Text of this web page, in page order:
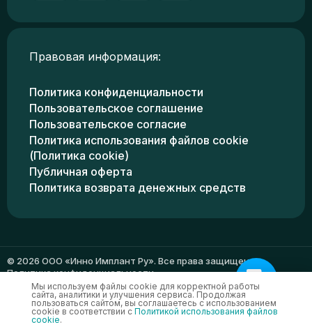
Правовая информация:
Политика конфиденциальности
Пользовательское соглашение
Пользовательское согласие
Политика использования файлов cookie
(Политика cookie)
Публичная оферта
Политика возврата денежных средств
© 2026 ООО «Инно Имплант Ру». Все права защищены.
Политика конфиденциальности
Мы используем файлы cookie для корректной работы
сайта, аналитики и улучшения сервиса. Продолжая
пользоваться сайтом, вы соглашаетесь с использованием
cookie в соответствии с Политикой использования файлов
cookie.